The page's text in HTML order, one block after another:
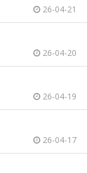
26-04-21
26-04-20
26-04-19
26-04-17